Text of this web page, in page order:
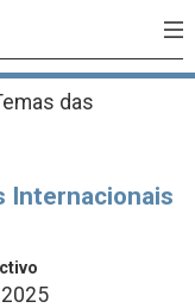
das
Internacionais